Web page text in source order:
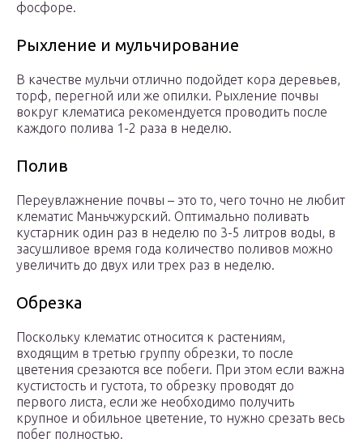
фосфоре.
Рыхление и мульчирование
В качестве мульчи отлично подойдет кора деревьев,
торф, перегной или же опилки. Рыхление почвы
вокруг клематиса рекомендуется проводить после
каждого полива 1-2 раза в неделю.
Полив
Переувлажнение почвы – это то, чего точно не любит
клематис Маньчжурский. Оптимально поливать
кустарник один раз в неделю по 3-5 литров воды, в
засушливое время года количество поливов можно
увеличить до двух или трех раз в неделю.
Обрезка
Поскольку клематис относится к растениям,
входящим в третью группу обрезки, то после
цветения срезаются все побеги. При этом если важна
кустистость и густота, то обрезку проводят до
первого листа, если же необходимо получить
крупное и обильное цветение, то нужно срезать весь
побег полностью.